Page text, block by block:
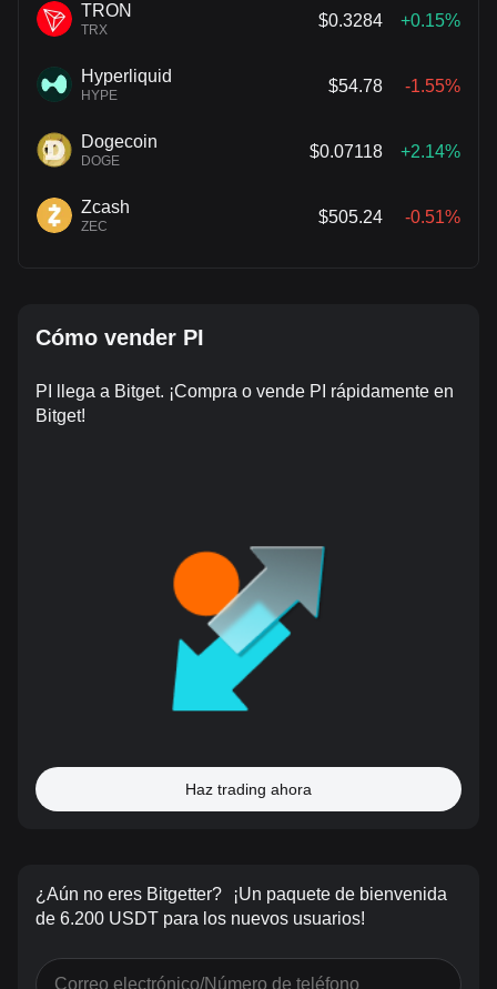
TRON
TRX
$0.3284 +0.15%
Hyperliquid
HYPE
$54.78 -1.55%
Dogecoin
DOGE
$0.07118 +2.14%
Zcash
ZEC
$505.24 -0.51%
Cómo vender PI
PI llega a Bitget. ¡Compra o vende PI rápidamente en
Bitget!
Haz trading ahora
¿Aún no eres Bitgetter?
¡Un paquete de bienvenida
de 6.200 USDT para los nuevos usuarios!